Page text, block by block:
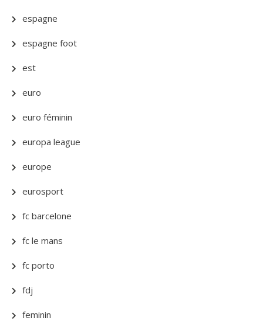
espagne
espagne foot
est
euro
euro féminin
europa league
europe
eurosport
fc barcelone
fc le mans
fc porto
fdj
feminin